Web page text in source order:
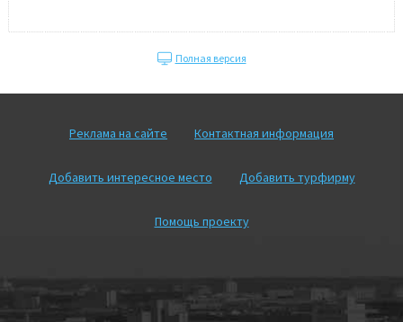
Полная версия
Реклама на сайте Контактная информация
Добавить интересное место Добавить турфирму
Помощь проекту